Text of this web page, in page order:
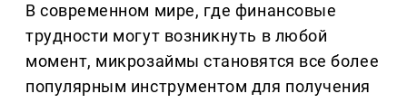
В современном мире, где финансовые
трудности могут возникнуть в любой
момент, микрозаймы становятся все более
популярным инструментом для получения